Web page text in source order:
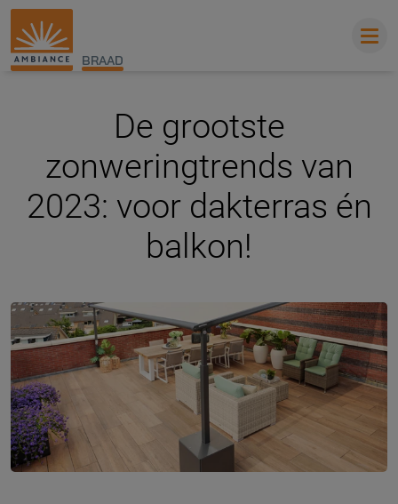
BRAAD
De grootste
zonweringtrends van
2023: voor dakterras én
balkon!